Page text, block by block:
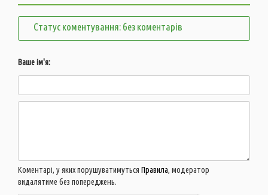
Статус коментування: без коментарів
Ваше ім'я:
Коментарі, у яких порушуватимуться Правила, модератор
видалятиме без попереджень.